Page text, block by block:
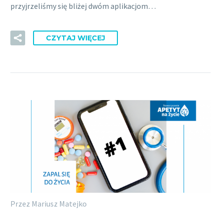
przyjrzeliśmy się bliżej dwóm aplikacjom…
CZYTAJ WIĘCEJ
Przez Mariusz Matejko